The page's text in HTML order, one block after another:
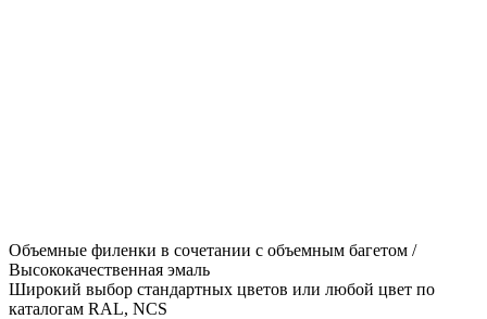
Объемные филенки в сочетании с объемным багетом /
Высококачественная эмаль
Широкий выбор стандартных цветов или любой цвет по
каталогам RAL, NCS